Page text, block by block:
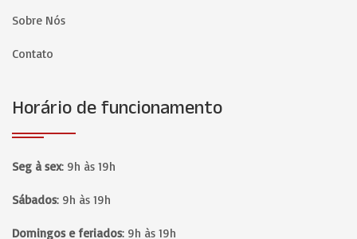
Sobre Nós
Contato
Horário de funcionamento
Seg à sex: 9h às 19h
Sábados: 9h às 19h
Domingos e feriados: 9h às 19h